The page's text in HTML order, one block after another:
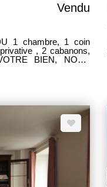
Vendu
, 2 cabanons,